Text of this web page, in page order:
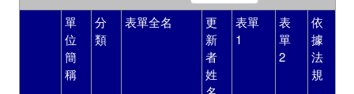
單
位
簡
稱
分
類
表單全名
更
新
者
姓
表單
1
表
單
2
依
據
法
規